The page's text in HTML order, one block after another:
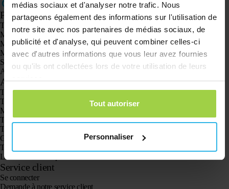
médias sociaux et d'analyser notre trafic. Nous
partageons également des informations sur l'utilisation de
notre site avec nos partenaires de médias sociaux, de
publicité et d'analyse, qui peuvent combiner celles-ci
avec d'autres informations que vous leur avez fournies
ou qu'ils ont collectées lors de votre utilisation de leurs
Tout autoriser
Personnaliser
Produits
Traceur GPS Spotter X10
Montre GPS Spotter Senior
Montre GPS Spotter Explorer
Montre GPS Spotter pour enfants
Spotter CatX
Animal Spotter
Applications
Traceurs GPS
Traceur GPS pour enfants
Montres GPS pour enfants
Traceur GPS pour chats
Traceur GPS pour chiens
GPS pour personne agée avec bouton SOS
Traceur GPS pour la démence et la maladie d’Alzheimer
La montre alarme pour seniors
Service client
Se connecter
Demande à notre service client